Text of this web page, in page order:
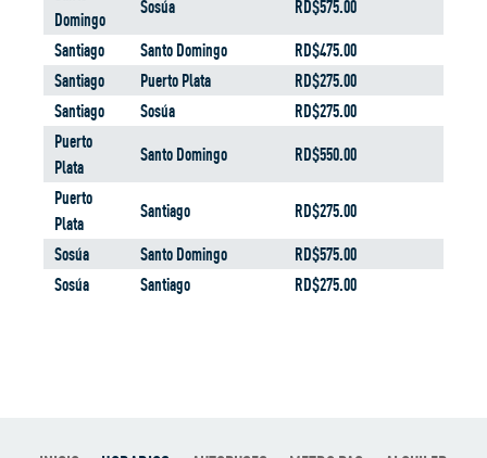
Domingo
Sosúa RD$575.00
Santiago Santo Domingo
RD$475.00
Santiago
Puerto Plata
RD$275.00
Santiago
Sosúa
RD$275.00
Puerto
Plata
Santo Domingo RD$550.00
Puerto
Plata
Santiago RD$275.00
Sosúa Santo Domingo
RD$575.00
Sosúa
Santiago RD$275.00